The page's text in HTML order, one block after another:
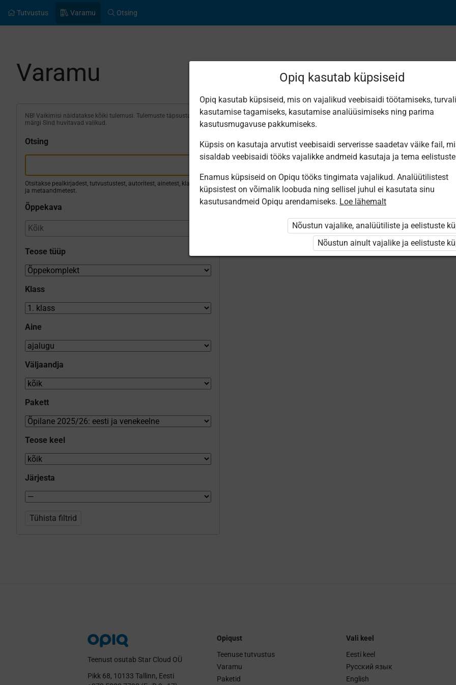
Tutvustus Varamu Otsing
Varamu
NB! Vaikimisi näidatakse kõiki tulemusi. Tulemuste täpsustamiseks
märgi Sind huvitavad valikud.
Otsing
Otsitakse pealkirjadest, tutvustustest, autoritest, ainetest, klassidest
ja metaandmetest.
Õppekava
Teose tüüp
Klass
Aine
Väljaandja
Pakett
Teose keel
Järjesta
Tühista filtrid
Leiti 1 vaste
Pärimusmuusika
Keskus MTÜ
Teenust osutab Star Cloud OÜ
Pikk 68, 10133 Tallinn, Eesti
Opiqust
Teenuse tutvustus
Varamu
Paketid
Vali keel
Eesti keel
Русский язык
English
Opiq kasutab küpsiseid
Opiq kasutab küpsiseid, mis on vajalikud veebisaidi töötamiseks,
kasutamise tagamiseks, kasutamise analüüsimiseks ning parima
kasutusmugavuse pakkumiseks.
Küpsis on kasutaja arvutist veebisaidi serverisse saadetav väike fail,
sisaldab veebisaidi tööks vajalikke andmeid kasutaja ja tema
Enamus küpsiseid on Opiqu tööks tingimata vajalikud. Analüütilistest
küpsistest on võimalik loobuda ning sellisel juhul ei kasutata sinu
kasutusandmeid Opiqu arendamiseks. Loe lähemalt
Nõustun vajalike, analüütiliste ja eelistuste
Nõustun ainult vajalike ja eelistuste